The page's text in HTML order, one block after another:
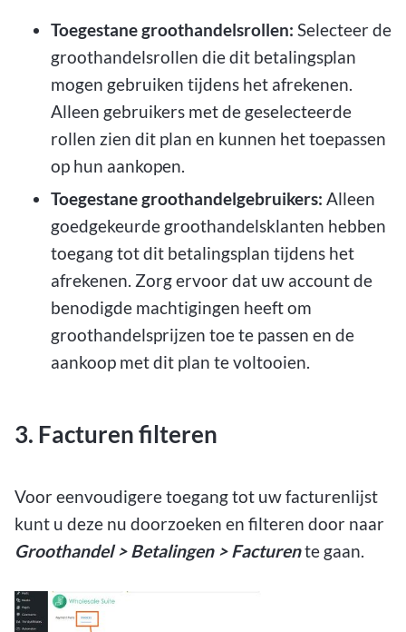
Toegestane groothandelsrollen: Selecteer de
groothandelsrollen die dit betalingsplan
mogen gebruiken tijdens het afrekenen.
Alleen gebruikers met de geselecteerde
rollen zien dit plan en kunnen het toepassen
op hun aankopen.
Toegestane groothandelgebruikers: Alleen
goedgekeurde groothandelsklanten hebben
toegang tot dit betalingsplan tijdens het
afrekenen. Zorg ervoor dat uw account de
benodigde machtigingen heeft om
groothandelsprijzen toe te passen en de
aankoop met dit plan te voltooien.
3. Facturen filteren
Voor eenvoudigere toegang tot uw facturenlijst
kunt u deze nu doorzoeken en filteren door naar
Groothandel > Betalingen > Facturente gaan.